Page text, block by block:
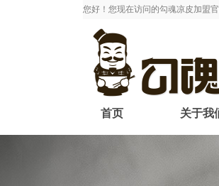
您好！您现在访问的勾魂凉皮加盟官
首页 关于我